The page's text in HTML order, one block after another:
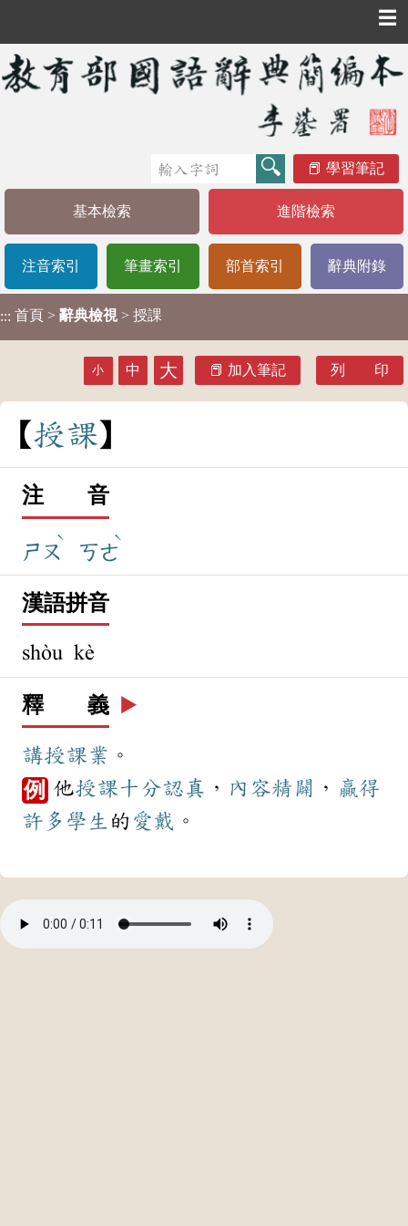
☰
學習筆記
基本檢索 進階檢索
注音索引 筆畫索引 部首索引 辭典附錄
::: 首頁 > 辭典檢視 > 授課
小 中 大 加入筆記 列 印
授課
注 音
ㄕㄡ
ˋ
ㄎㄜ
ˋ
漢語拼音
shòu kè
釋 義 ▶️
講授課業 。
例 他授課十分認真 ， 內容精闢 ， 贏得
許多 學生 的 愛戴 。